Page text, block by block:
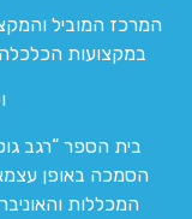
במקצועות
בית הספר “רגב
הסמכה באופן
המכללות